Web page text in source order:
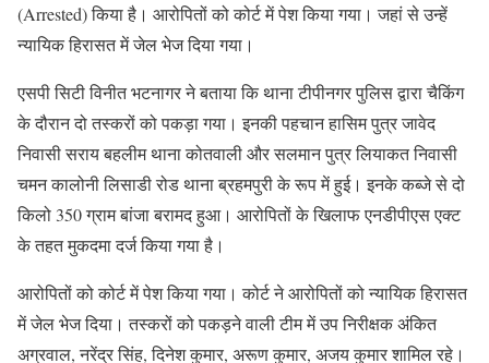
(Arrested) किया है। आरोपितों को कोर्ट में पेश किया गया। जहां से उन्हें
न्यायिक हिरासत में जेल भेज दिया गया।
एसपी सिटी विनीत भटनागर ने बताया कि थाना टीपीनगर पुलिस द्वारा चैकिंग
के दौरान दो तस्करों को पकड़ा गया। इनकी पहचान हासिम पुत्र जावेद
निवासी सराय बहलीम थाना कोतवाली और सलमान पुत्र लियाकत निवासी
चमन कालोनी लिसाडी रोड थाना ब्रहमपुरी के रूप में हुई। इनके कब्जे से दो
किलो 350 ग्राम बांजा बरामद हुआ। आरोपितों के खिलाफ एनडीपीएस एक्ट
के तहत मुकदमा दर्ज किया गया है।
आरोपितों को कोर्ट में पेश किया गया। कोर्ट ने आरोपितों को न्यायिक हिरासत
में जेल भेज दिया। तस्करों को पकड़ने वाली टीम में उप निरीक्षक अंकित
अग्रवाल, नरेंद्र सिंह, दिनेश कुमार, अरूण कुमार, अजय कुमार शामिल रहे।